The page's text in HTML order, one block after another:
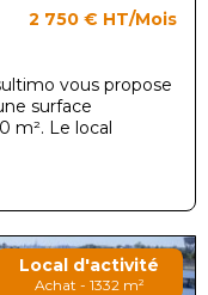
2 750 € HT/Mois
vous propose
surface
m². Le local
Local d'activité
Achat - 1332 m²